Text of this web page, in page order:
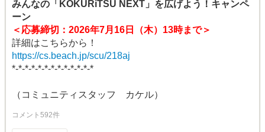
みんなの「KOKURiTSU NEXT」を広げよう！キャンペ
ーン
＜応募締切：2026年7月16日（木）13時まで＞
詳細はこちらから！
https://cs.beach.jp/scu/218aj
*-*-*-*-*-*-*-*-*-*-*-*-*
（コミュニティスタッフ カケル）
コメント592件